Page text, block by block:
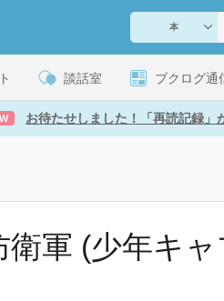
談話室 ブクログ通
お待たせしました！「再読記録」
衛軍 (少年キ